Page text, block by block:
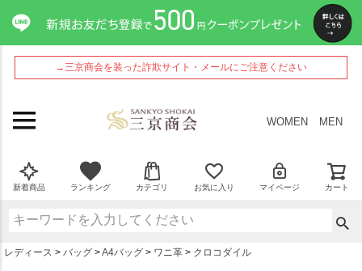
→三京商会を装った詐欺サイト・メールにご注意ください
WOMEN MEN
新着商品 ランキング カテゴリ お気に入り マイページ カート
レディース バッグ A4バッグ ワニ革 クロコダイル
ペー
ジト
ップ
へ